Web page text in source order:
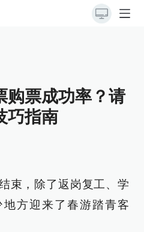
购票成功率？请
巧指南
束，除了返岗复工、学
方迎来了春游踏青客